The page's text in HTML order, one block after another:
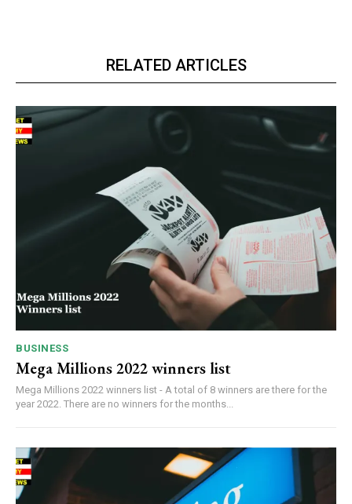
RELATED ARTICLES
BUSINESS
Mega Millions 2022 winners list
Mega Millions 2022 winners list - A total of 8 winners are there for the
year 2022. There are no winners for the months...